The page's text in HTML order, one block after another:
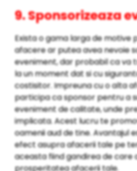
9. Sponsorizeaza
Exista o gama larga de motive
afacere ar putea avea nevoie
eveniment, dar probabil ca va
la un moment dat si cu
costisitor. Impreuna cu o alta
participa ca sponsor pentru a
eveniment de calitate, unde
implicata. Acest lucru te
oamenii aud de tine. Avantajul
efect asupra afacerii tale pe
aceasta fiind gandirea de care
prosperitatea afacerii tale.